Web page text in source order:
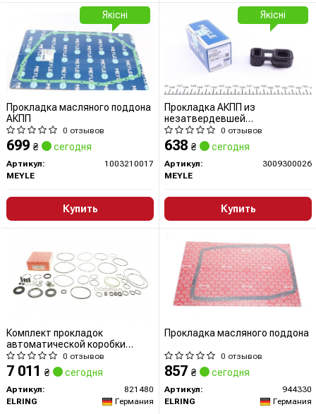
Прокладка масляного поддона
АКПП
0 отзывов
699 ₴ сегодня
Артикул:
1003210017
MEYLE
Купить
Якісні
Прокладка АКПП из
незатвердевшей
вулканизированной резины
0 отзывов
638 ₴ сегодня
Артикул:
3009300026
MEYLE
Купить
Якісні
Комплект прокладок
автоматической коробки
передач
0 отзывов
7 011 ₴ сегодня
Артикул:
821480
ELRING
Германия
Прокладка масляного поддона
0 отзывов
857 ₴ сегодня
Артикул:
944330
ELRING
Германия